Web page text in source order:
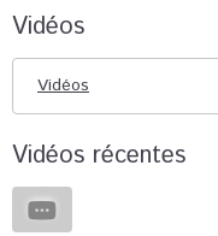
Vidéos
Vidéos
Vidéos récentes